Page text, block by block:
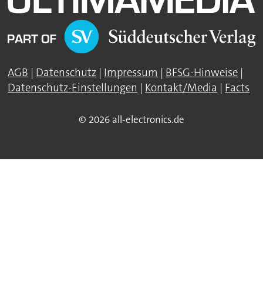
AGB | Datenschutz | Impressum | BFSG-Hinweise |
Datenschutz-Einstellungen | Kontakt/Media | Facts
© 2026 all-electronics.de